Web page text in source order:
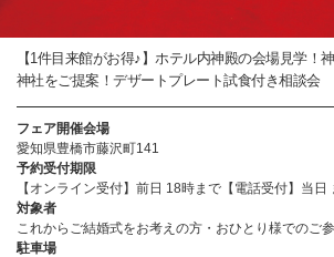
【1件目来館がお得♪】ホテル内神殿の会場見学！
神社をご提案！デザートプレート試食付き相談会
フェア開催会場
愛知県豊橋市藤沢町141
予約受付期限
【オンライン受付】前日 18時まで【電話受付】当日
対象者
これからご結婚式をお考えの方・おひとり様でのご
駐車場